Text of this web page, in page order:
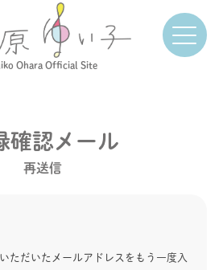
Ohara Official Site
確認メール
再送信
ただいたメールアドレスをもう一度入